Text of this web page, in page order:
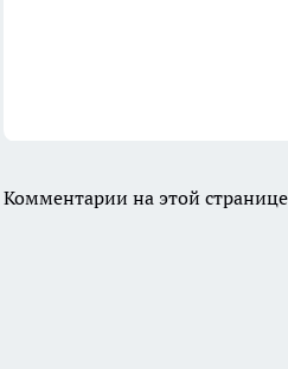
Комментарии на этой